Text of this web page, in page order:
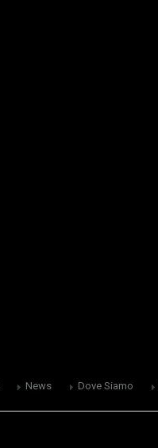
News Dove Siamo